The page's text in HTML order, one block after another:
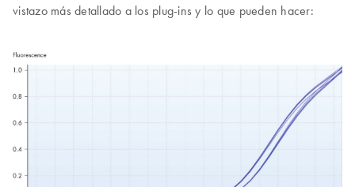
vistazo más detallado a los plug-ins y lo que pueden hacer: